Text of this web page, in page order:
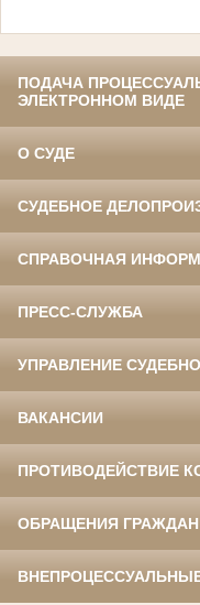
ПОДАЧА
ЭЛЕКТРОННОМ ВИДЕ
О СУДЕ
СУДЕБНОЕ
СПРАВОЧНАЯ
ПРЕСС-СЛУЖБА
УПРАВЛЕНИЕ
ВАКАНСИИ
ПРОТИВОДЕЙСТВИЕ
ОБРАЩЕНИЯ ГРАЖДАН